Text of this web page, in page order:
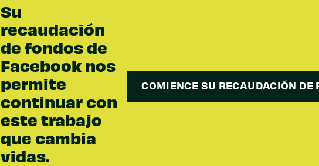
Su
recaudación
de fondos de
Facebook nos
permite
continuar con
este trabajo
que cambia
vidas.
COMIENCE SU RECAUDACIÓN DE